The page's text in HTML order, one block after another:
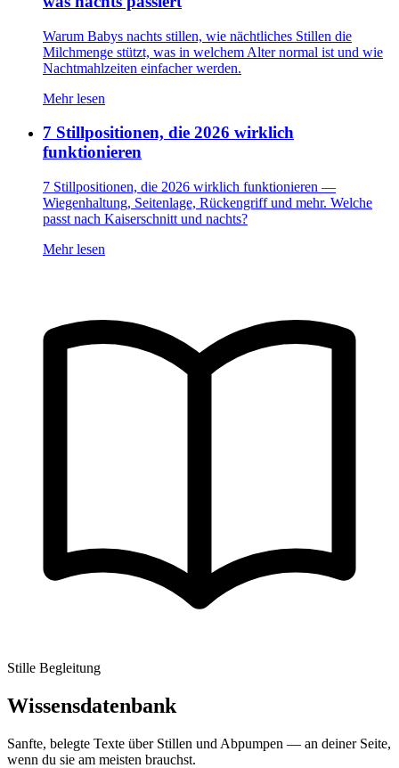
Warum Babys nachts stillen, wie nächtliches Stillen die
Milchmenge stützt, was in welchem Alter normal ist und wie
Nachtmahlzeiten einfacher werden.
Mehr lesen
7 Stillpositionen, die 2026 wirklich
funktionieren
7 Stillpositionen, die 2026 wirklich funktionieren —
Wiegenhaltung, Seitenlage, Rückengriff und mehr. Welche
passt nach Kaiserschnitt und nachts?
Mehr lesen
Stille Begleitung
Wissensdatenbank
Sanfte, belegte Texte über Stillen und Abpumpen — an deiner Seite,
wenn du sie am meisten brauchst.